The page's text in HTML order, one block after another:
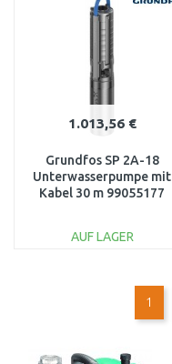
Vergleichen
1.013,56 €
Grundfos SP 2A-18
Unterwasserpumpe mit
Kabel 30 m 99055177
AUF LAGER
1